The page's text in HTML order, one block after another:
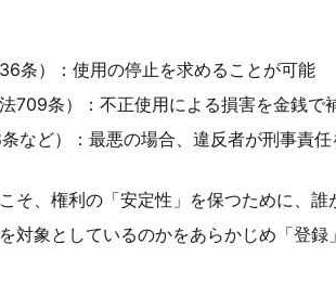
条）：使用の停止を求めることが可能
709条）：不正使用による損害を金銭で
など）：最悪の場合、違反者が刑事責任
そ、権利の「安定性」を保つために、
対象としているのかをあらかじめ「登